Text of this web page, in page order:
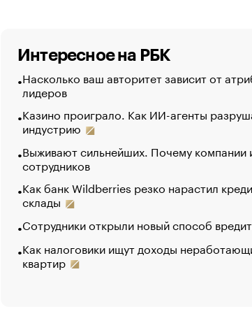
Интересное на РБК
Насколько ваш авторитет зависит от
лидеров
Казино проиграло. Как ИИ-агенты
индустрию
Выживают сильнейших. Почему компании
сотрудников
Как банк Wildberries резко нарастил
склады
Сотрудники открыли новый способ
Как налоговики ищут доходы
квартир